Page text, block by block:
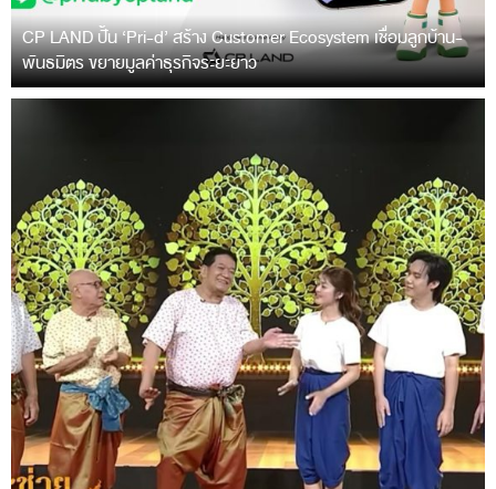
CP LAND ปั้น ‘Pri-d’ สร้าง Customer Ecosystem เชื่อมลูกบ้าน-
พันธมิตร ขยายมูลค่าธุรกิจระยะยาว